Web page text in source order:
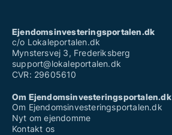
Ejendomsinvesteringsportalen.dk
c/o Lokaleportalen.dk
Mynstersvej 3, Frederiksberg
support@lokaleportalen.dk
CVR: 29605610
Om Ejendomsinvesteringsportalen.dk
Om Ejendomsinvesteringsportalen.dk
Nyt om ejendomme
Kontakt os